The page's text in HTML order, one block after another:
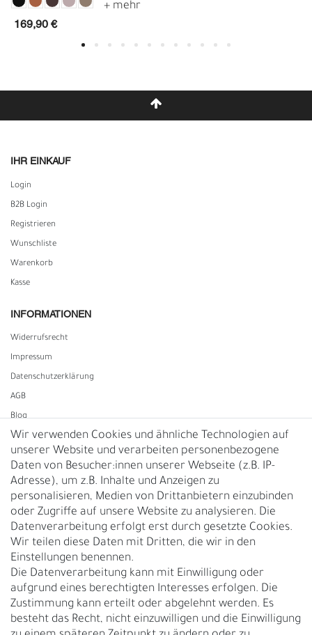
169,90 €
IHR EINKAUF
Login
B2B Login
Registrieren
Wunschliste
Warenkorb
Kasse
INFORMATIONEN
Widerrufs­recht
Impressum
Daten­schutz­erklärung
AGB
Blog
Vertrag widerrufen
UNTERNEHMEN
Nachhaltigkeit
Kontakt
Über uns
Rückgabe
Gürtelgröße messen
Garantie
Wir verwenden Cookies und ähnliche Technologien auf
unserer Website und verarbeiten personenbezogene
Daten von Besucher:innen unserer Webseite (z.B. IP-
Adresse), um z.B. Inhalte und Anzeigen zu
personalisieren, Medien von Drittanbietern einzubinden
oder Zugriffe auf unsere Website zu analysieren. Die
Datenverarbeitung erfolgt erst durch gesetzte Cookies.
Wir teilen diese Daten mit Dritten, die wir in den
Einstellungen benennen.
Die Datenverarbeitung kann mit Einwilligung oder
aufgrund eines berechtigten Interesses erfolgen. Die
Zustimmung kann erteilt oder abgelehnt werden. Es
besteht das Recht, nicht einzuwilligen und die Einwilligung